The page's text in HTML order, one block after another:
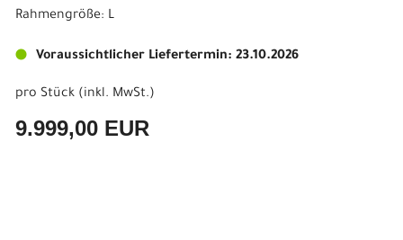
Rahmengröße: L
Voraussichtlicher Liefertermin: 23.10.2026
pro Stück (inkl. MwSt.)
9.999,00 EUR